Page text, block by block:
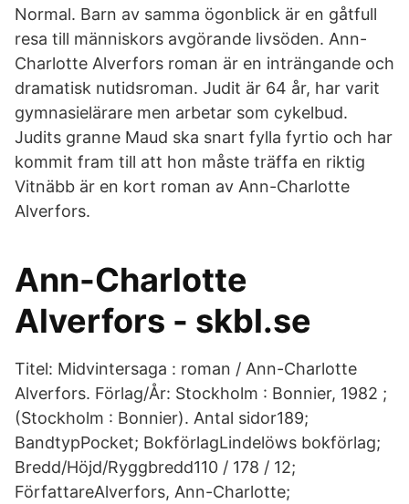
Normal. Barn av samma ögonblick är en gåtfull
resa till människors avgörande livsöden. Ann-
Charlotte Alverfors roman är en inträngande och
dramatisk nutidsroman. Judit är 64 år, har varit
gymnasielärare men arbetar som cykelbud.
Judits granne Maud ska snart fylla fyrtio och har
kommit fram till att hon måste träffa en riktig
Vitnäbb är en kort roman av Ann-Charlotte
Alverfors.
Ann-Charlotte
Alverfors - skbl.se
Titel: Midvintersaga : roman / Ann-Charlotte
Alverfors. Förlag/År: Stockholm : Bonnier, 1982 ;
(Stockholm : Bonnier). Antal sidor189;
BandtypPocket; BokförlagLindelöws bokförlag;
Bredd/Höjd/Ryggbredd110 / 178 / 12;
FörfattareAlverfors, Ann-Charlotte;